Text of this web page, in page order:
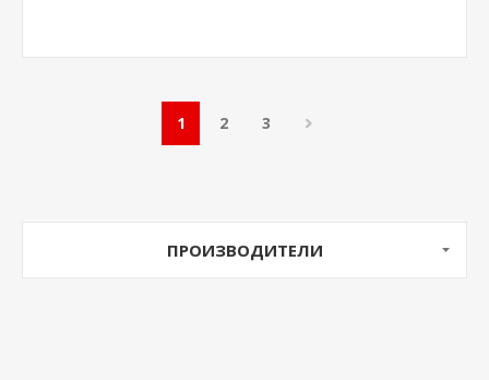
1 2 3
ПРОИЗВОДИТЕЛИ